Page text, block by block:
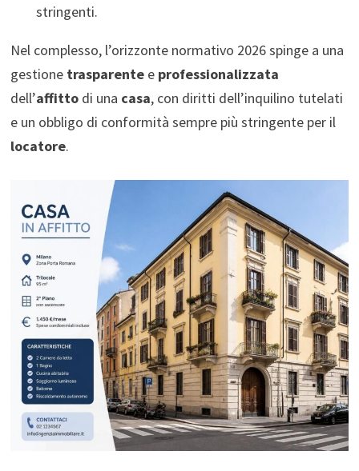
stringenti.
Nel complesso, l’orizzonte normativo 2026 spinge a una
gestione trasparentee professionalizzata
dell’affittodi una casa, con diritti dell’inquilino tutelati
e un obbligo di conformità sempre più stringente per il
locatore.